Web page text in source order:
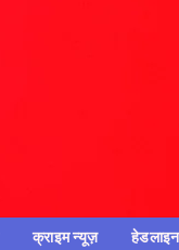
क्राइम न्यूज़ हेडलाइन